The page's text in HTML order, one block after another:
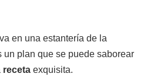
en una estantería de la
plan que se puede saborear
receta exquisita.